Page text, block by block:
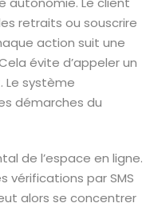
retraits ou souscrire
action suit une
évite d’appeler un
Le système
démarches du
de l’espace en ligne.
vérifications par SMS
alors se concentrer